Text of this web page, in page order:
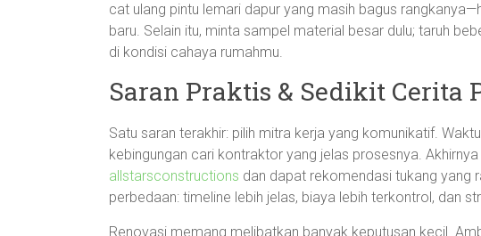
cat ulang pintu lemari dapur yang masih bagus
baru. Selain itu, minta sampel material besar dulu; taruh
di kondisi cahaya rumahmu.
Saran Praktis & Sedikit Cerita
Satu saran terakhir: pilih mitra kerja yang komunikatif.
kebingungan cari kontraktor yang jelas prosesnya.
allstarsconstructions dan dapat rekomendasi tukang yang
perbedaan: timeline lebih jelas, biaya lebih terkontrol, dan
Renovasi memang melibatkan banyak keputusan kecil.